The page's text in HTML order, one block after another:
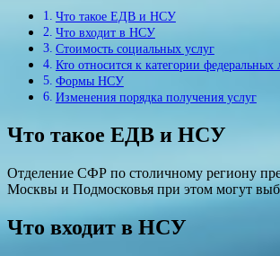
Что такое ЕДВ и НСУ
Что входит в НСУ
Стоимость социальных услуг
Кто относится к категории федеральных
Формы НСУ
Изменения порядка получения услуг
Что такое ЕДВ и НСУ
Отделение СФР по столичному региону
Москвы и Подмосковья при этом могут
Что входит в НСУ